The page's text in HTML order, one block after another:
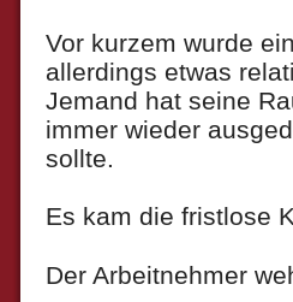
Vor kurzem wurde
allerdings etwas
Jemand hat seine
immer wieder
sollte.
Es kam die fristlose
Der Arbeitnehmer